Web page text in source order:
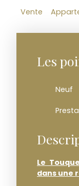
Vente
Les
Neuf
Le
dans une